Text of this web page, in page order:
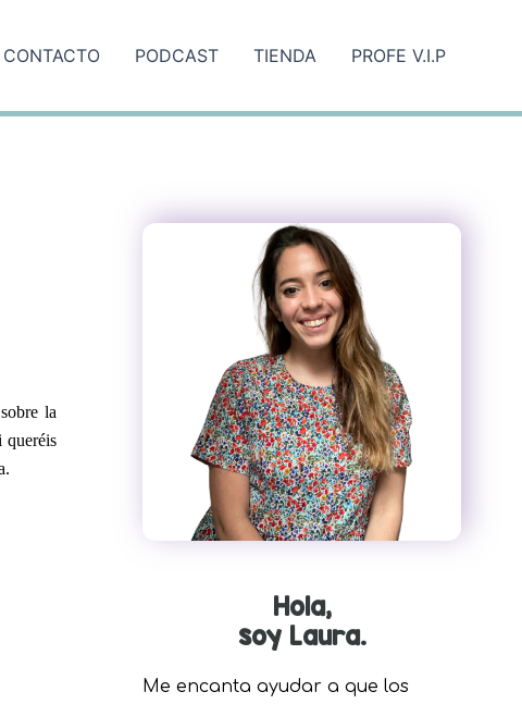
CONTACTO PODCAST TIENDA PROFE V.I.P
la
queréis
Hola,
soy Laura.
Me encanta ayudar a que los